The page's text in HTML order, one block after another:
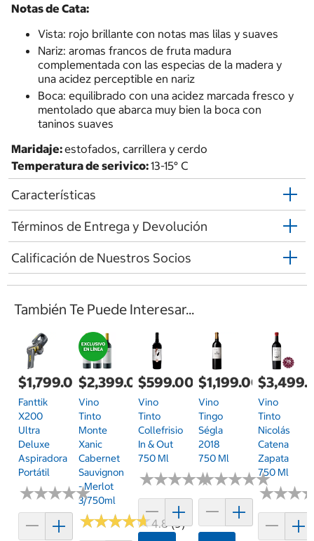
Notas de Cata:
Vista: rojo brillante con notas mas lilas y suaves
Nariz: aromas francos de fruta madura
complementada con las especias de la madera y
una acidez perceptible en nariz
Boca: equilibrado con una acidez marcada fresco y
mentolado que abarca muy bien la boca con
taninos suaves
Maridaje:estofados, carrillera y cerdo
Temperatura de serivico:13-15° C
Características
Términos de Entrega y Devolución
Calificación de Nuestros Socios
También Te Puede Interesar...
$1,799.00
Fanttik
X200
Ultra
Deluxe
Aspiradora
Portátil
★★★★★
★★★★★
$2,399.00
Vino
Tinto
Monte
Xanic
Cabernet
Sauvignon
- Merlot
3/750ml
★★★★★
★★★★★4.8 (9)
$599.00
Vino
Tinto
Collefrisio
In & Out
750 Ml
★★★★★
★★★★★
$1,199.00
Vino
Tingo
Ségla
2018
750 Ml
★★★★★
★★★★★
Vino
Tinto
Nicolás
Catena
Zapata
750 Ml
★★★
★★★